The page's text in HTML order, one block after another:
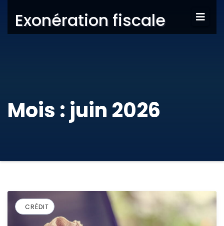
Exonération fiscale
Mois : juin 2026
CRÉDIT